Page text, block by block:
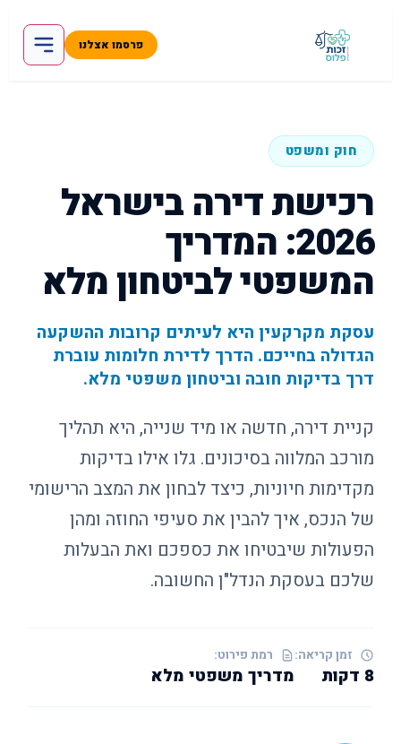
פרסמו אצלנו
חוק ומשפט
רכישת דירה בישראל
2026: המדריך
המשפטי לביטחון מלא
עסקת מקרקעין היא לעיתים קרובות ההשקעה
הגדולה בחייכם. הדרך לדירת חלומות עוברת
דרך בדיקות חובה וביטחון משפטי מלא.
קניית דירה, חדשה או מיד שנייה, היא תהליך
מורכב המלווה בסיכונים. גלו אילו בדיקות
מקדימות חיוניות, כיצד לבחון את המצב הרישומי
של הנכס, איך להבין את סעיפי החוזה ומהן
הפעולות שיבטיחו את כספכם ואת הבעלות
שלכם בעסקת הנדל"ן החשובה.
זמן קריאה:
8 דקות
רמת פירוט:
מדריך משפטי מלא